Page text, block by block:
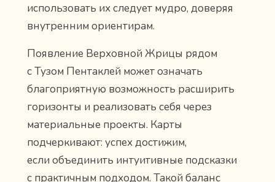
использовать их следует мудро, доверяя
внутренним ориентирам.
Появление Верховной Жрицы рядом
с Тузом Пентаклей может означать
благоприятную возможность расширить
горизонты и реализовать себя через
материальные проекты. Карты
подчеркивают: успех достижим,
если объединить интуитивные подсказки
с практичным подходом. Такой баланс